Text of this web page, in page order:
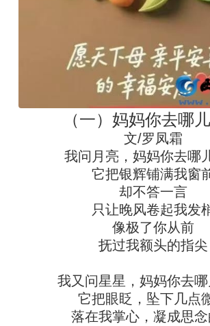
（一）妈妈你去哪
文/罗凤霜
我问月亮，妈妈你去哪
它把银辉铺满我窗
却不答一言
只让晚风卷起我发
像极了你从前
抚过我额头的指尖
我又问星星，妈妈你去哪
它把眼眨，坠下几点
落在我掌心，凝成思